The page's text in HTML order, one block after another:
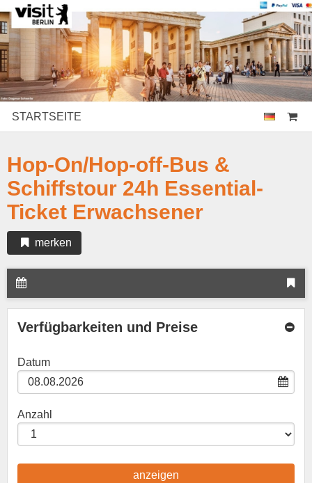
STARTSEITE
Hop-On/Hop-off-Bus &
Schiffstour 24h Essential-
Ticket Erwachsener
merken
Verfügbarkeiten und Preise
Datum
Anzahl
anzeigen